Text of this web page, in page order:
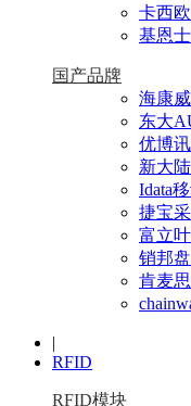
卡西
基恩
国产品牌
海康
东大
优博
新大
Idata
捷宝
富立
销邦
肯麦
|
RFID
RFID模块